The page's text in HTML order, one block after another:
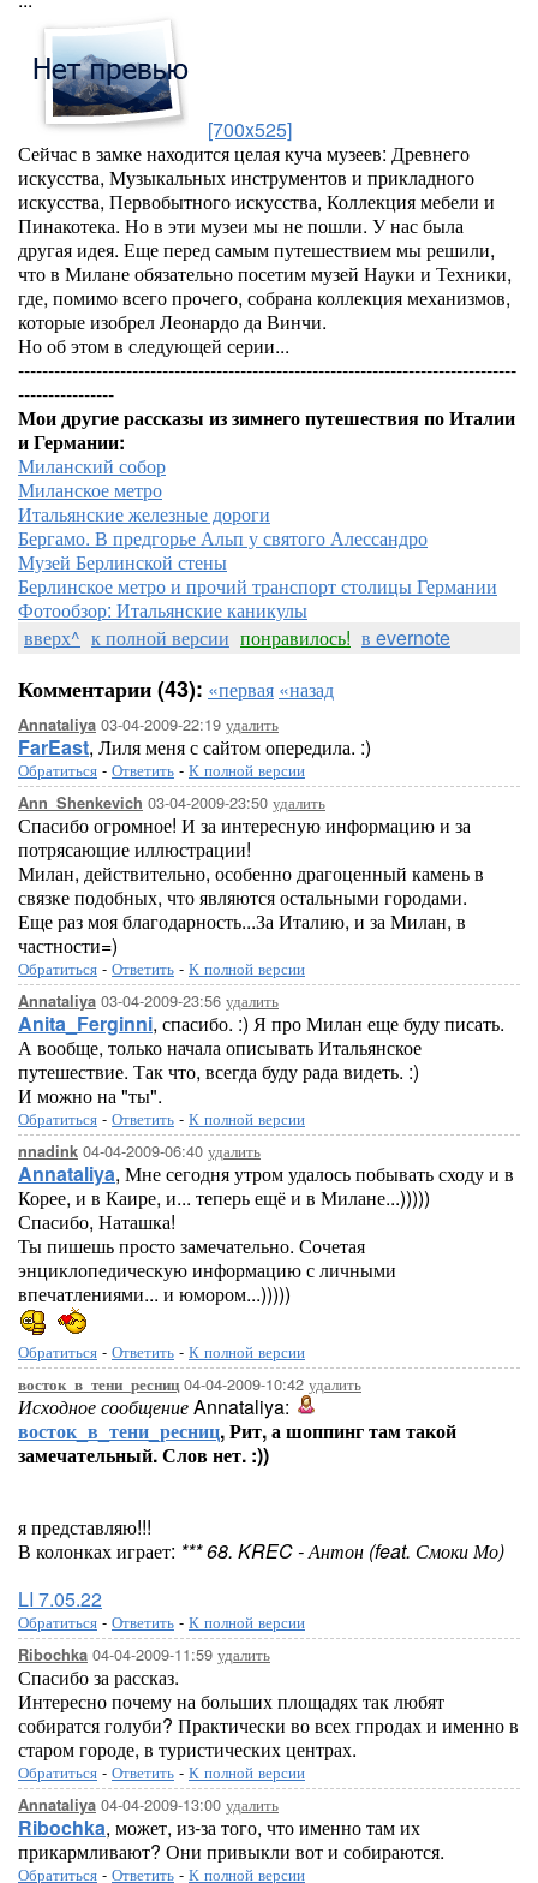
[700x525]
Сейчас в замке находится целая куча музеев: Древнего
искусства, Музыкальных инструментов и прикладного
искусства, Первобытного искусства, Коллекция мебели и
Пинакотека. Но в эти музеи мы не пошли. У нас была
другая идея. Еще перед самым путешествием мы решили,
что в Милане обязательно посетим музей Науки и Техники,
где, помимо всего прочего, собрана коллекция механизмов,
которые изобрел Леонардо да Винчи.
Но об этом в следующей серии...
-----------------------------------------------------------------------------------
----------------
Мои другие рассказы из зимнего путешествия по Италии
и Германии:
Миланский собор
Миланское метро
Итальянские железные дороги
Бергамо. В предгорье Альп у святого Алессандро
Музей Берлинской стены
Берлинское метро и прочий транспорт столицы Германии
Фотообзор: Итальянские каникулы
вверх^ к полной версии понравилось! в evernote
Комментарии (43): «первая «назад
Annataliya 03-04-2009-22:19 удалить
FarEast, Лиля меня с сайтом опередила. :)
Обратиться - Ответить - К полной версии
Ann_Shenkevich 03-04-2009-23:50 удалить
Спасибо огромное! И за интересную информацию и за
потрясающие иллюстрации!
Милан, действительно, особенно драгоценный камень в
связке подобных, что являются остальными городами.
Еще раз моя благодарность...За Италию, и за Милан, в
частности=)
Обратиться - Ответить - К полной версии
Annataliya 03-04-2009-23:56 удалить
Anita_Ferginni, спасибо. :) Я про Милан еще буду писать.
А вообще, только начала описывать Итальянское
путешествие. Так что, всегда буду рада видеть. :)
И можно на "ты".
Обратиться - Ответить - К полной версии
nnadink 04-04-2009-06:40 удалить
Annataliya, Мне сегодня утром удалось побывать сходу и в
Корее, и в Каире, и... теперь ещё и в Милане...)))))
Спасибо, Наташка!
Ты пишешь просто замечательно. Сочетая
энциклопедическую информацию с личными
впечатлениями... и юмором...)))))
Обратиться - Ответить - К полной версии
восток_в_тени_ресниц 04-04-2009-10:42 удалить
Исходное сообщениеAnnataliya:
восток_в_тени_ресниц, Рит, а шоппинг там такой
замечательный. Слов нет. :))
я представляю!!!
В колонках играет: *** 68. KREC - Антон (feat. Смоки Мо)
LI 7.05.22
Обратиться - Ответить - К полной версии
Ribochka 04-04-2009-11:59 удалить
Спасибо за рассказ.
Интересно почему на больших площадях так любят
собиратся голуби? Практически во всех гпродах и именно в
старом городе, в туристических центрах.
Обратиться - Ответить - К полной версии
Annataliya 04-04-2009-13:00 удалить
Ribochka, может, из-за того, что именно там их
прикармливают? Они привыкли вот и собираются.
Обратиться - Ответить - К полной версии